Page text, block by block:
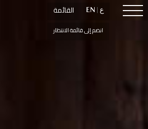
انضم إلى قائمة الانتظار
القائمة EN | ع
انضم إلى قائمة الانتظار
القائمة EN | ع